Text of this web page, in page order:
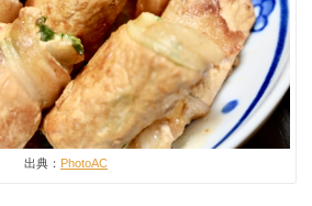
出典： PhotoAC